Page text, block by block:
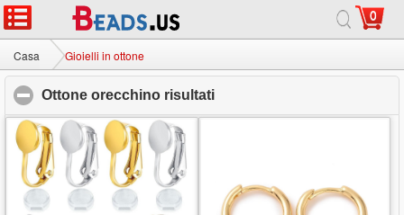
0
Casa Gioielli in ottone
Ottone orecchino risultati
Casa| Circa |Contattaci
© 2026 Via Lattea Jewelry Ltd. Tutti i diritti riservati.